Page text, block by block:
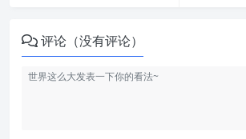
评论（没有评论）